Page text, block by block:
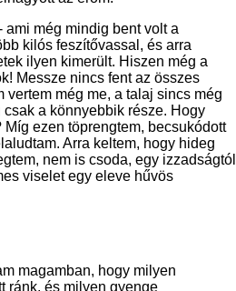
ami még mindig bent volt a
kilós feszítővassal, és arra
ilyen kimerült. Hiszen még a
Messze nincs fent az összes
vertem még me, a talaj sincs még
a könnyebbik része. Hogy
Míg ezen töprengtem, becsukódott
Arra keltem, hogy hideg
nem is csoda, egy izzadságtól
viselet egy eleve hűvös
magamban, hogy milyen
ránk, és milyen gyenge